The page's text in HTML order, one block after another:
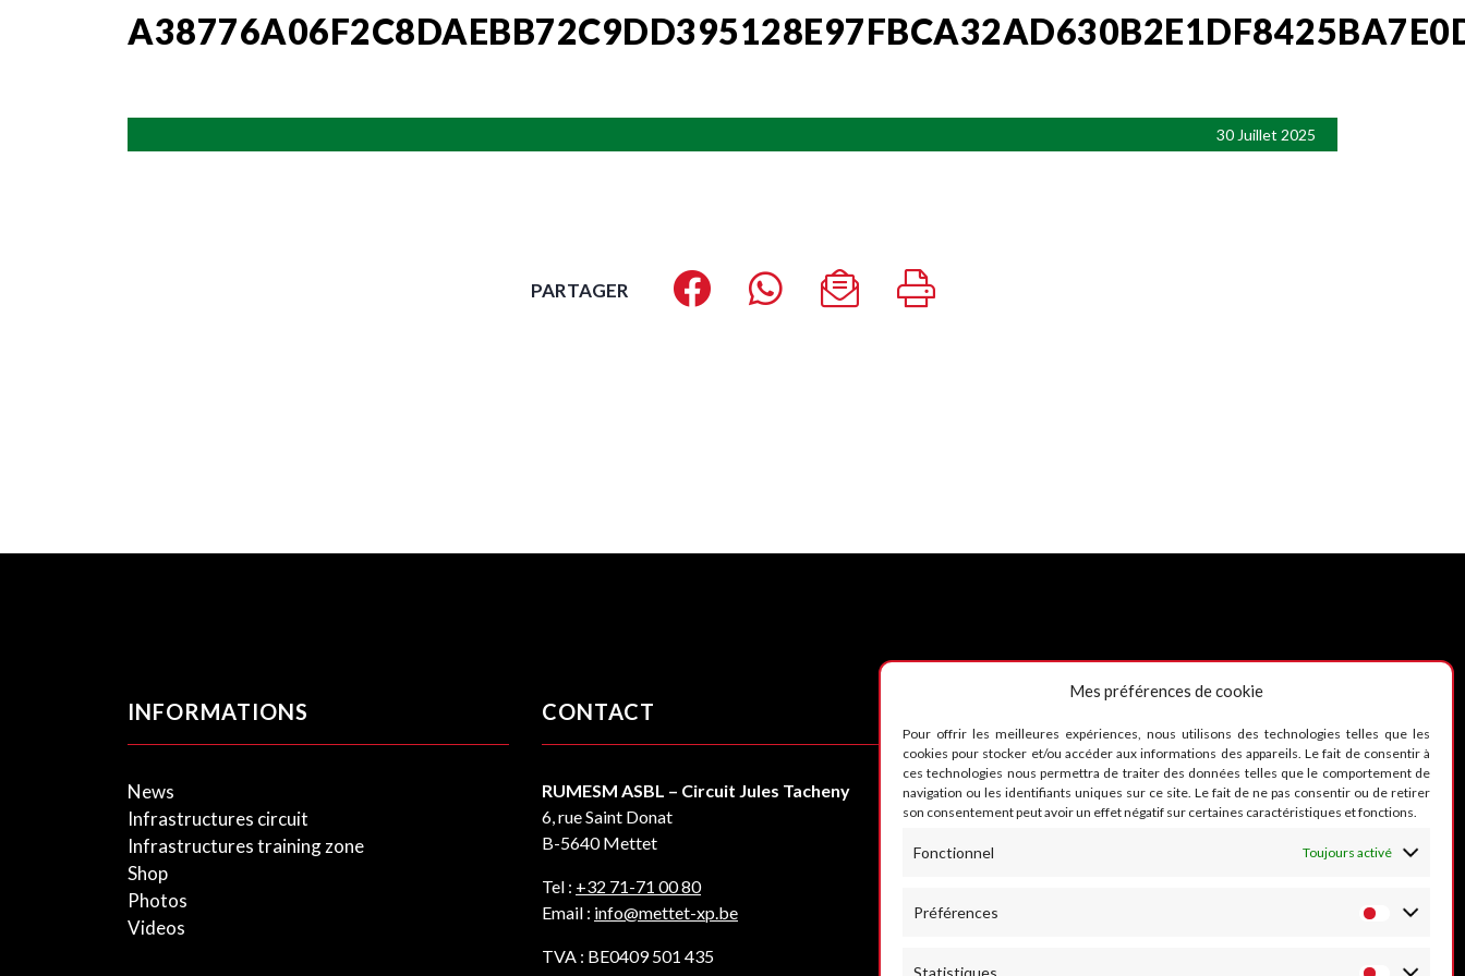
Mes préférences de cookie
Pour offrir les meilleures expériences, nous utilisons des technologies telles que les
cookies pour stocker et/ou accéder aux informations des appareils. Le fait de consentir à
ces technologies nous permettra de traiter des données telles que le comportement de
navigation ou les identifiants uniques sur ce site. Le fait de ne pas consentir ou de retirer
son consentement peut avoir un effet négatif sur certaines caractéristiques et fonctions.
Fonctionnel Toujours activé
Préférences
Statistiques
30 Juillet 2025
PARTAGER
INFORMATIONS
News
Infrastructures circuit
Infrastructures training zone
Shop
Photos
Videos
CONTACT
RUMESM ASBL – Circuit Jules Tacheny
6, rue Saint Donat
B-5640 Mettet
Tel : +32 71-71 00 80
Email : info@mettet-xp.be
TVA : BE0409 501 435